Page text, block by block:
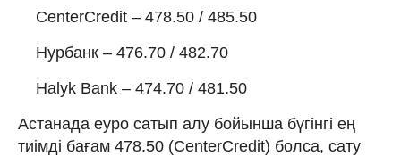
CenterCredit – 478.50 / 485.50
Нурбанк – 476.70 / 482.70
Halyk Bank – 474.70 / 481.50
Астанада еуро сатып алу бойынша бүгінгі ең
тиімді бағам 478.50 (CenterCredit) болса, сату